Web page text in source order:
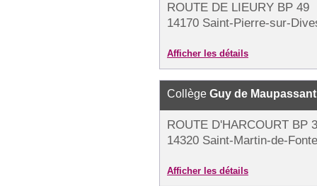
ROUTE DE LIEURY BP 49
14170 Saint-Pierre-sur-
Afficher les détails
Collège Guy de Maupassant
ROUTE D'HARCOURT BP
14320 Saint-Martin-de-
Afficher les détails